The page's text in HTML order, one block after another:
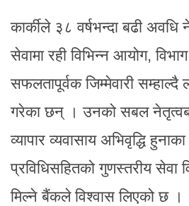
कार्कीले ३८ वर्षभन्दा बढी अवधि
सेवामा रही विभिन्न आयोग,
सफलतापूर्वक जिम्मेवारी
गरेका छन् । उनको सबल
व्यापार व्यवासाय अभिवृद्धि
प्रविधिसहितको गुणस्तरीय सेवा
मिल्ने बैंकले विश्वास लिएको छ ।